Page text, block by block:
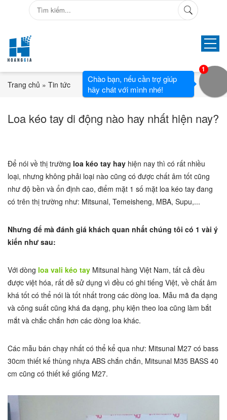
Trang chủ » Tin tức
Loa kéo tay di động nào hay nhất hiện nay?
Để nói về thị trường loa kéo tay hay hiện nay thì có rất nhiều
loại, nhưng không phải loại nào cũng có được chất âm tốt cũng
như độ bền và ổn định cao, điểm mặt 1 số mặt loa kéo tay đang
có trên thị trường như: Mitsunal, Temeisheng, MBA, Supu,...
Nhưng để mà đánh giá khách quan nhất chúng tôi có 1 vài ý
kiến như sau:
Với dòng loa vali kéo tay Mitsunal hàng Việt Nam, tất cả đều
được việt hóa, rất dễ sử dụng vì đều có ghi tiếng Việt, về chất âm
khá tốt có thể nói là tốt nhất trong các dòng loa. Mẫu mã đa dạng
và công suất cũng khá đa dạng, phụ kiện theo loa cũng làm bắt
mắt và chắc chắn hơn các dòng loa khác.
Các mẫu bán chạy nhất có thể kể qua như: Mitsunal M27 có bass
30cm thiết kế thùng nhựa ABS chắn chắn, Mitsunal M35 BASS 40
cm cũng có thiết kế giống M27.
Chào bạn, nếu cần trợ giúp
hãy chát với mình nhé!
1